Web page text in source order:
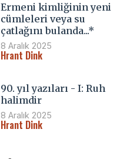
Ermeni kimliğinin yeni
cümleleri veya su
çatlağını bulanda...*
8 Aralık 2025
Hrant Dink
90. yıl yazıları - I: Ruh
halimdir
8 Aralık 2025
Hrant Dink